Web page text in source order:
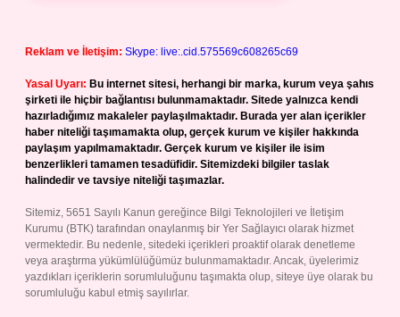
Reklam ve İletişim: Skype: live:.cid.575569c608265c69
Yasal Uyarı: Bu internet sitesi, herhangi bir marka, kurum veya şahıs
şirketi ile hiçbir bağlantısı bulunmamaktadır. Sitede yalnızca kendi
hazırladığımız makaleler paylaşılmaktadır. Burada yer alan içerikler
haber niteliği taşımamakta olup, gerçek kurum ve kişiler hakkında
paylaşım yapılmamaktadır. Gerçek kurum ve kişiler ile isim
benzerlikleri tamamen tesadüfidir. Sitemizdeki bilgiler taslak
halindedir ve tavsiye niteliği taşımazlar.
Sitemiz, 5651 Sayılı Kanun gereğince Bilgi Teknolojileri ve İletişim
Kurumu (BTK) tarafından onaylanmış bir Yer Sağlayıcı olarak hizmet
vermektedir. Bu nedenle, sitedeki içerikleri proaktif olarak denetleme
veya araştırma yükümlülüğümüz bulunmamaktadır. Ancak, üyelerimiz
yazdıkları içeriklerin sorumluluğunu taşımakta olup, siteye üye olarak bu
sorumluluğu kabul etmiş sayılırlar.